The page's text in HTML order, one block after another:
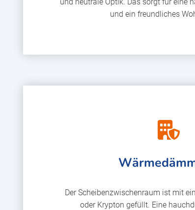
und neutrale Optik. Das sorgt für eine
und ein freundliches
Der Scheibenzwischenraum ist mit
oder Krypton gefüllt. Eine